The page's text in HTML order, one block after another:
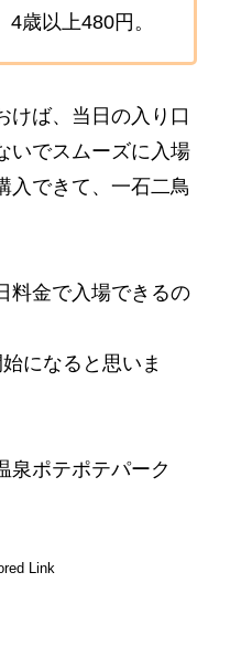
歳以上480円。
けば、当日の入り口
いでスムーズに入場
入できて、一石二鳥
料金で入場できるの
になると思いま
泉ポテポテパーク
Link